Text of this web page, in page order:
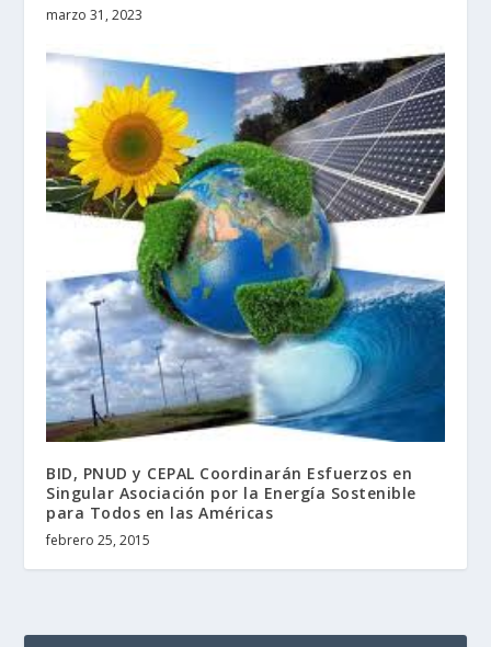
marzo 31, 2023
BID, PNUD y CEPAL Coordinarán Esfuerzos en
Singular Asociación por la Energía Sostenible
para Todos en las Américas
febrero 25, 2015